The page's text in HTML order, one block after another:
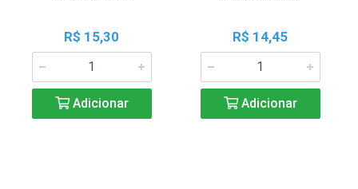
R$ 15,30
Adicionar
R$ 14,45
Adicionar